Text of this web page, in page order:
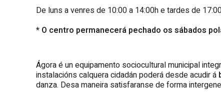
De luns a venres de 10:00 a 14:00h e tardes de
* O centro permanecerá pechado os sábados
Ágora é un equipamento sociocultural municipal
instalacións calquera cidadán poderá desde acudir á
danza. Desa maneira satisfaranse de forma